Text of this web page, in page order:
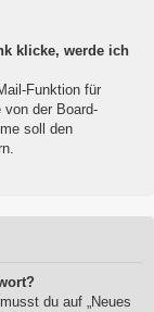
klicke, werde ich
Funktion für
von der Board-
soll den
du auf „Neues